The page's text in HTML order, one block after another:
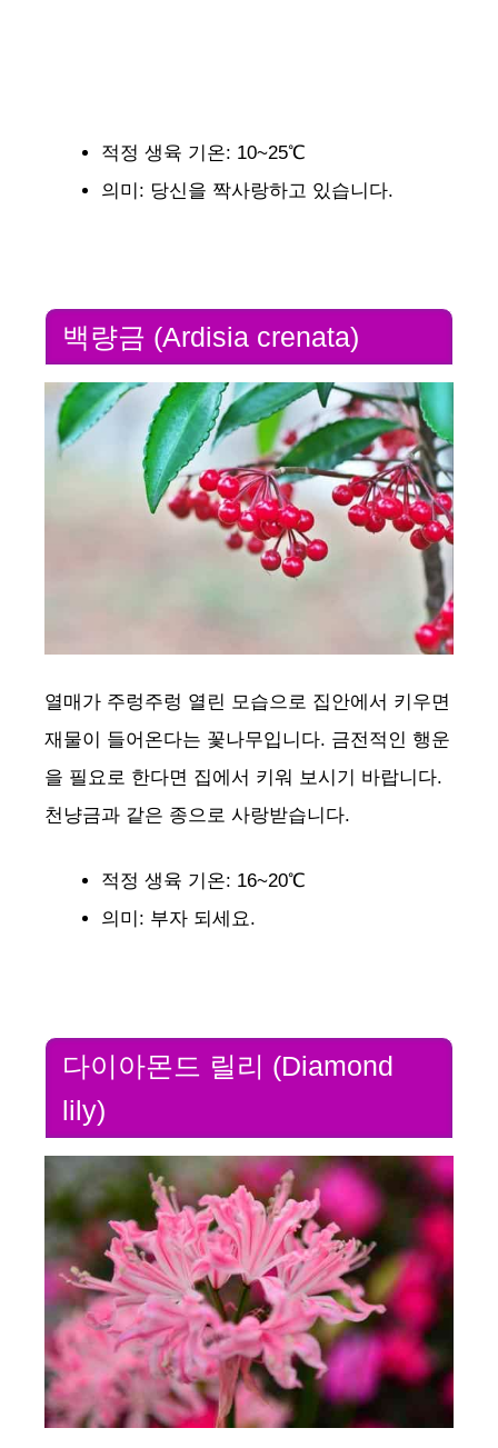
적정 생육 기온: 10~25℃
의미: 당신을 짝사랑하고 있습니다.
백량금 (Ardisia crenata)
열매가 주렁주렁 열린 모습으로 집안에서 키우면
재물이 들어온다는 꽃나무입니다. 금전적인 행운
을 필요로 한다면 집에서 키워 보시기 바랍니다.
천냥금과 같은 종으로 사랑받습니다.
적정 생육 기온: 16~20℃
의미: 부자 되세요.
다이아몬드 릴리 (Diamond
lily)